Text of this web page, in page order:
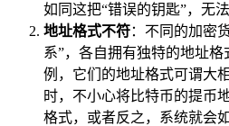
如同这把“错误的钥匙”，无
地址格式不符：不同的加密
系”，各自拥有独特的地址
例，它们的地址格式可谓大
时，不小心将比特币的提币
格式，或者反之，系统就会